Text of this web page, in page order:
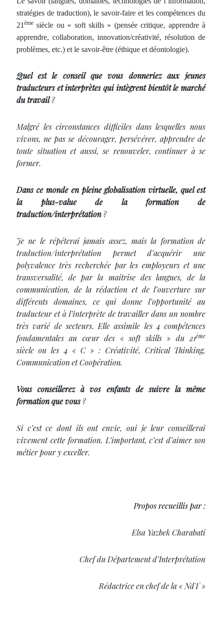
stratégies de traduction), le savoir-faire et les compétences du
21 ème siècle ou « soft skills » (pensée critique, apprendre à
apprendre, collaboration, innovation/créativité, résolution de
problèmes, etc.) et le savoir-être (éthique et déontologie).
Quel est le conseil que vous donneriez aux jeunes
traducteurs et interprètes qui intègrent bientôt le marché
du travail?
Malgré les circonstances difficiles dans lesquelles nous
vivons, ne pas se décourager, persévérer, apprendre de
toute situation et aussi, se renouveler, continuer à se
former.
Dans ce monde en pleine globalisation virtuelle, quel est
la plus-value de la formation de
traduction/interprétation ?
Je ne le répéterai jamais assez, mais la formation de
traduction/interprétation permet d’acquérir une
polyvalence très recherchée par les employeurs et une
transversalité, de par la maitrise des langues, de la
communication, de la rédaction et de l’ouverture sur
différents domaines, ce qui donne l’opportunité au
traducteur et à l’interprète de travailler dans un nombre
très varié de secteurs. Elle assimile les 4 compétences
fondamentales au cœur des « soft skills » du 21ème
siècle ou les 4 « C » : Créativité, Critical Thinking,
Communication et Coopération.
Vous conseillerez à vos enfants de suivre la même
formation que vous?
Si c’est ce dont ils ont envie, oui je leur conseillerai
vivement cette formation. L’important, c’est d’aimer son
métier pour y exceller.
Propos recueillis par:
Elsa Yazbek Charabati
Chef du Département d’Interprétation
Rédactrice en chef de la « NdT »